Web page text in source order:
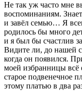
Не так уж часто мне
воспоминаниям.
и завёл семью… Я
родилось бы много
и я был бы счастлив
Видите ли, до нашей
когда он появился.
моей избранницы
старое подвенечное
этому платью в два